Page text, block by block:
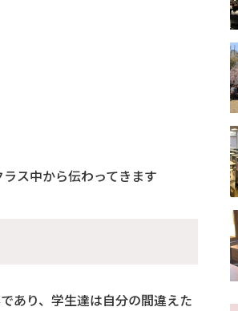
ス中から伝わってきます
あり、学生達は自分の間違えた